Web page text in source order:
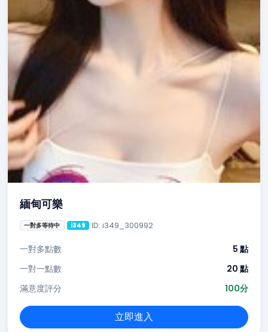
緬甸可樂
一對多等待中 i349 ID: i349_300992
一對多點數
5 點
一對一點數
20 點
滿意度評分
100分
立即進入